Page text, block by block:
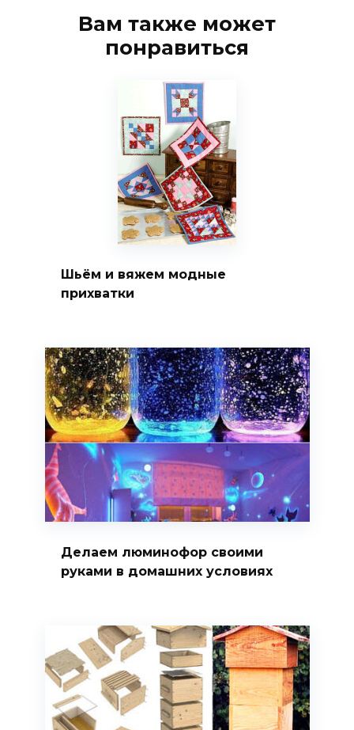
Вам также может
понравиться
Шьём и вяжем модные
прихватки
Делаем люминофор своими
руками в домашних условиях